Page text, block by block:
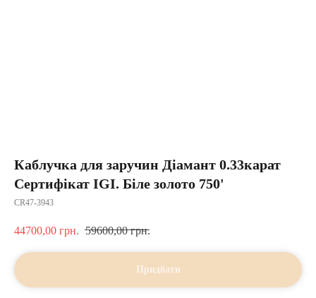
Каблучка для заручин Діамант 0.33карат
Сертифікат IGI. Біле золото 750'
CR47-3943
44700,00 грн. 59600,00 грн.
Придбати